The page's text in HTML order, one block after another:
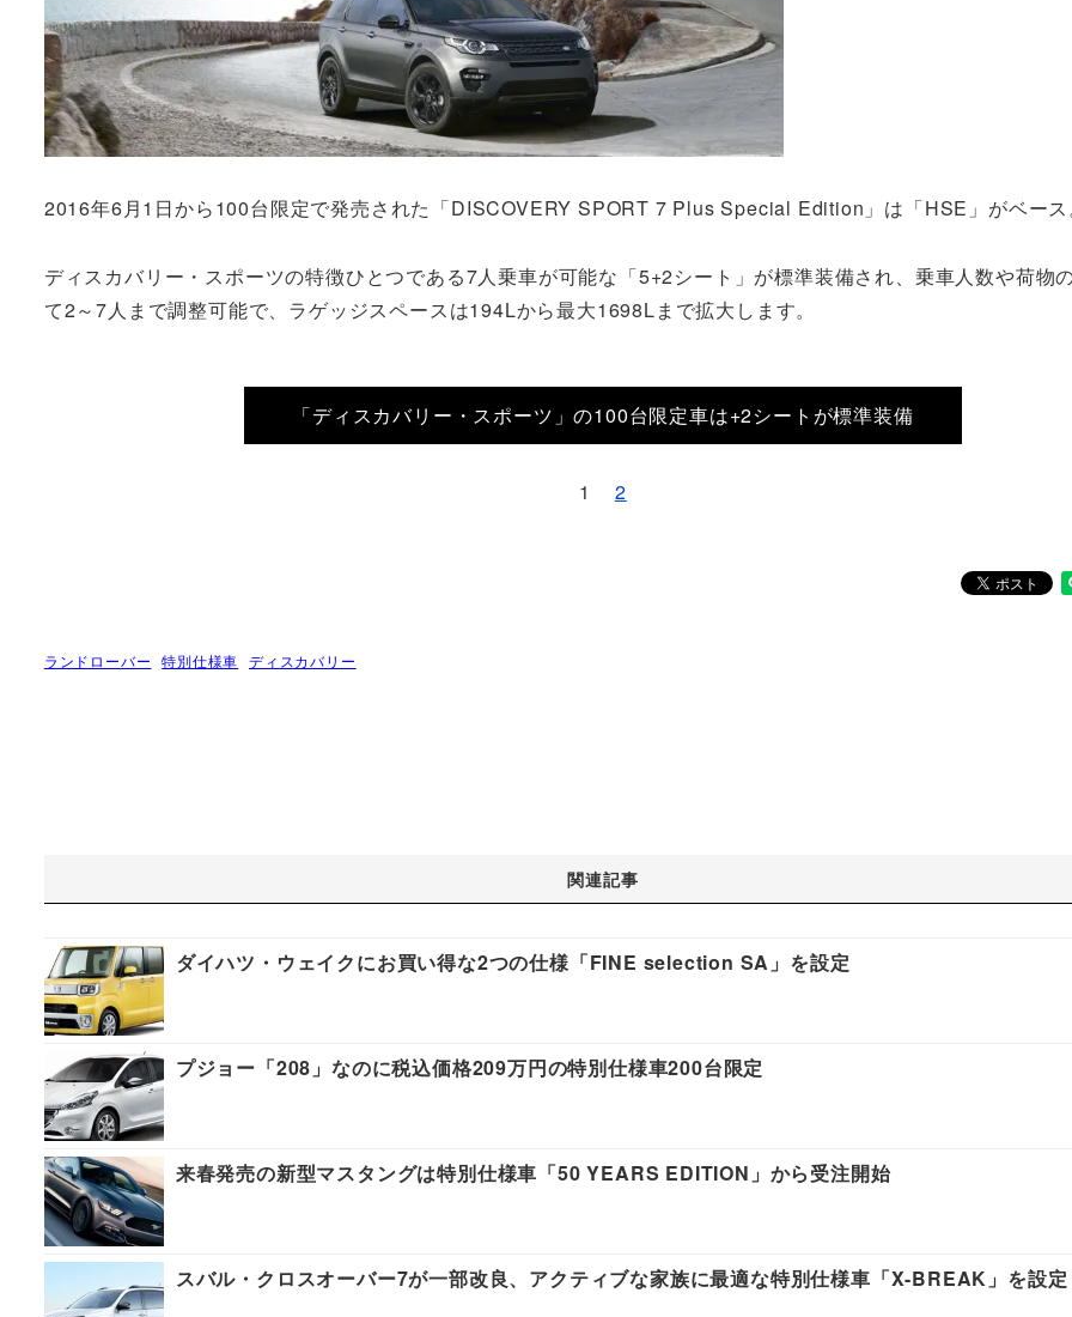
2016年6月1日から100台限定で発売された「DISCOVERY SPORT 7 Plus Special Edition」は「HSE」がベー
ディスカバリー・スポーツの特徴ひとつである7人乗車が可能な「5+2シート」が標準装備され、乗車人数や荷物
て2～7人まで調整可能で、ラゲッジスペースは194Lから最大1698Lまで拡大します。
「ディスカバリー・スポーツ」の100台限定車は+2シートが標準装備
1 2
ランドローバー 特別仕様車 ディスカバリー
関連記事
ダイハツ・ウェイクにお買い得な2つの仕様「FINE selection SA」を設定
プジョー「208」なのに税込価格209万円の特別仕様車200台限定
来春発売の新型マスタングは特別仕様車「50 YEARS EDITION」から受注開始
スバル・クロスオーバー7が一部改良、アクティブな家族に最適な特別仕様車「X-BREAK」を設定